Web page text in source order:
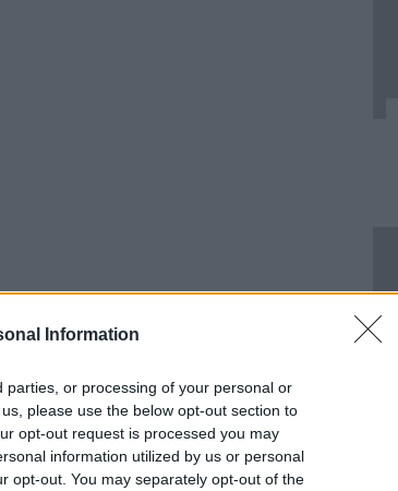
Information
or processing of your personal or
please use the below opt-out section to
opt-out request is processed you may
information utilized by us or personal
opt-out. You may separately opt-out of the